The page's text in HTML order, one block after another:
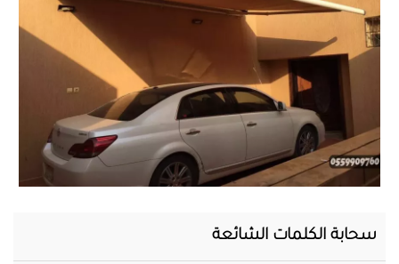
سحابة الكلمات الشائعة